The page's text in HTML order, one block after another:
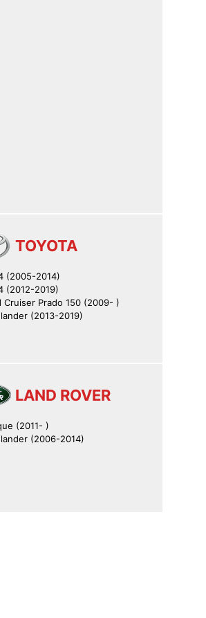
TOYOTA
(2005-2014)
(2012-2019)
Cruiser Prado 150 (2009- )
(2013-2019)
LAND ROVER
(2011- )
(2006-2014)